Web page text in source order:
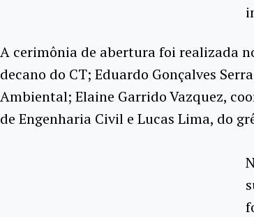
A cerimônia de abertura foi realizada
decano do CT; Eduardo Gonçalves
Ambiental; Elaine Garrido Vazquez,
de Engenharia Civil e Lucas Lima, do